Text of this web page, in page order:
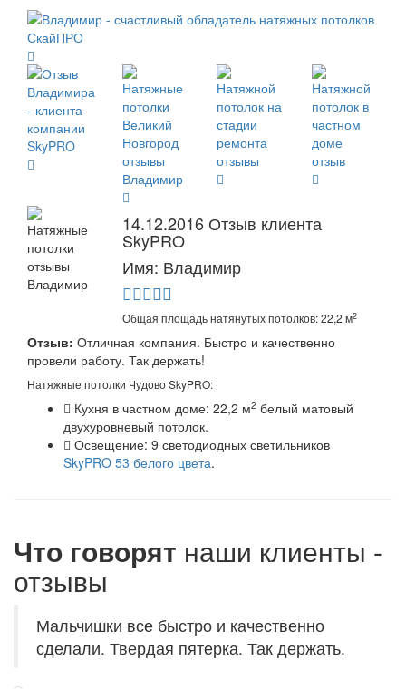
14.12.2016 Отзыв клиента
SkyPRO
Имя: Владимир
Общая площадь натянутых потолков: 22,2 м2
Отзыв: Отличная компания. Быстро и качественно
провели работу. Так держать!
Натяжные потолки Чудово SkyPRO:
Кухня в частном доме: 22,2 м2 белый матовый
двухуровневый потолок.
Освещение: 9 светодиодных светильников
SkyPRO 53 белого цвета.
Что говорят наши клиенты -
отзывы
Мальчишки все быстро и качественно
сделали. Твердая пятерка. Так держать.